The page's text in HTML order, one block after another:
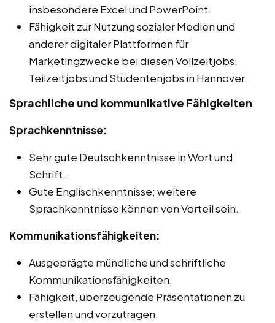
insbesondere Excel und PowerPoint.
Fähigkeit zur Nutzung sozialer Medien und
anderer digitaler Plattformen für
Marketingzwecke bei diesen Vollzeitjobs,
Teilzeitjobs und Studentenjobs in Hannover.
Sprachliche und kommunikative Fähigkeiten
Sprachkenntnisse:
Sehr gute Deutschkenntnisse in Wort und
Schrift.
Gute Englischkenntnisse; weitere
Sprachkenntnisse können von Vorteil sein.
Kommunikationsfähigkeiten:
Ausgeprägte mündliche und schriftliche
Kommunikationsfähigkeiten.
Fähigkeit, überzeugende Präsentationen zu
erstellen und vorzutragen.